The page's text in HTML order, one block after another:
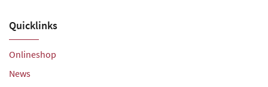
Quicklinks
Onlineshop
News